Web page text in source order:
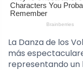
La Danza de los
más
representando